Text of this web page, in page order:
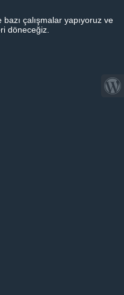
çalışmalar yapıyoruz ve
döneceğiz.